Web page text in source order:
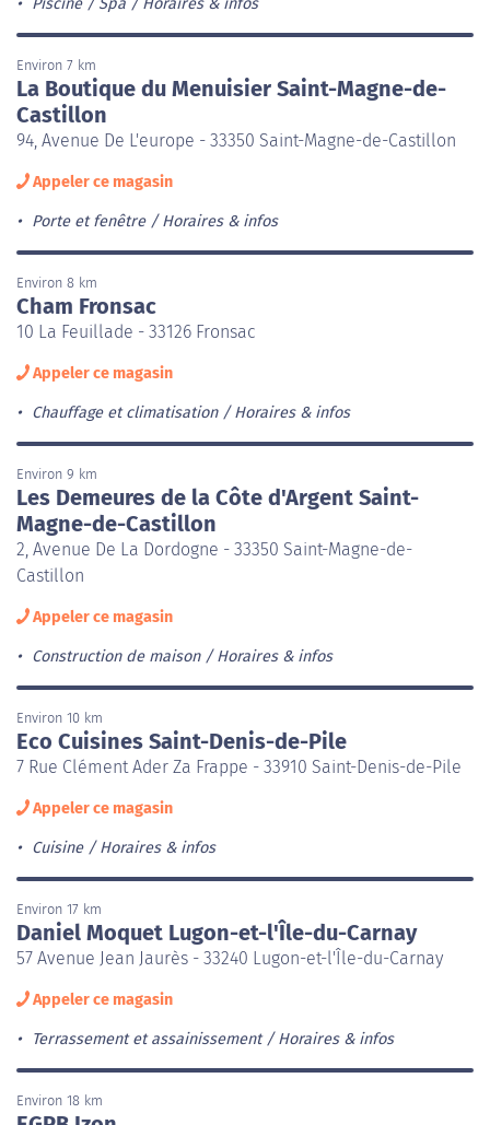
Environ 7 km
La Boutique du Menuisier Saint-Magne-de-
Castillon
94, Avenue De L'europe - 33350 Saint-Magne-de-Castillon
Appeler ce magasin
Porte et fenêtre Horaires & infos
Environ 8 km
Cham Fronsac
10 La Feuillade - 33126 Fronsac
Appeler ce magasin
Chauffage et climatisation Horaires & infos
Environ 9 km
Les Demeures de la Côte d'Argent Saint-
Magne-de-Castillon
2, Avenue De La Dordogne - 33350 Saint-Magne-de-
Castillon
Appeler ce magasin
Construction de maison Horaires & infos
Environ 10 km
Eco Cuisines Saint-Denis-de-Pile
7 Rue Clément Ader Za Frappe - 33910 Saint-Denis-de-Pile
Appeler ce magasin
Cuisine Horaires & infos
Environ 17 km
Daniel Moquet Lugon-et-l'Île-du-Carnay
57 Avenue Jean Jaurès - 33240 Lugon-et-l'Île-du-Carnay
Appeler ce magasin
Terrassement et assainissement Horaires & infos
Environ 18 km